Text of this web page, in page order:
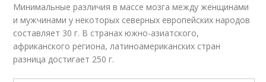
Минимальные различия в массе мозга между женщинами
и мужчинами у некоторых северных европейских народов
составляет 30 г. В странах южно-азиатского,
африканского региона, латиноамериканских стран
разница достигает 250 г.